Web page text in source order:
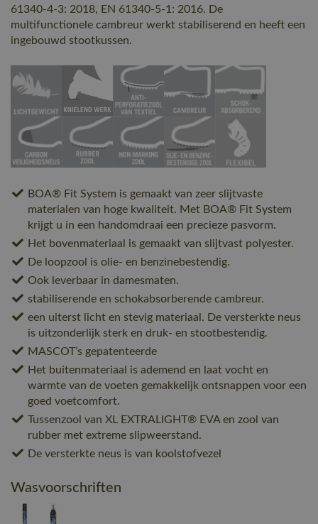
61340-4-3: 2018, EN 61340-5-1: 2016. De
multifunctionele cambreur werkt stabiliserend en heeft een
ingebouwd stootkussen.
BOA® Fit System is gemaakt van zeer slijtvaste
materialen van hoge kwaliteit. Met BOA® Fit System
krijgt u in een handomdraai een precieze pasvorm.
Het bovenmateriaal is gemaakt van slijtvast polyester.
De loopzool is olie- en benzinebestendig.
Ook leverbaar in damesmaten.
stabiliserende en schokabsorberende cambreur.
een uiterst licht en stevig materiaal. De versterkte neus
is uitzonderlijk sterk en druk- en stootbestendig.
MASCOT’s gepatenteerde
Het buitenmateriaal is ademend en laat vocht en
warmte van de voeten gemakkelijk ontsnappen voor een
goed voetcomfort.
Tussenzool van XL EXTRALIGHT® EVA en zool van
rubber met extreme slipweerstand.
De versterkte neus is van koolstofvezel
Wasvoorschriften